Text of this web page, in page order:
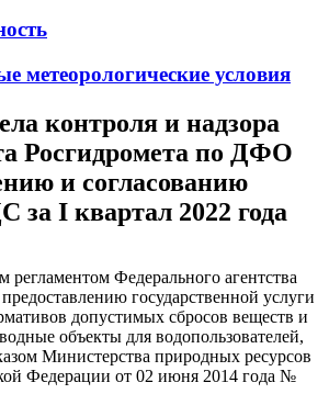
метеорологические условия
контроля и надзора
Росгидромета по ДФО
и согласованию
за I квартал 2022 года
Федерального агентства
государственной услуги
допустимых сбросов веществ и
объекты для водопользователей,
Министерства природных ресурсов
Федерации от 02 июня 2014 года №